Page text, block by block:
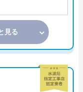
見る